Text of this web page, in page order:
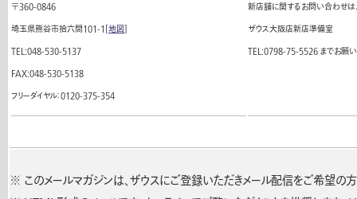
〒360-0846
埼玉県熊谷市拾六間101-1 [地図]
TEL:048-530-5137
FAX:048-530-5138
フリーダイヤル：0120-375-354
新店舗に関するお問い合わせは
ザウス大阪店新店準備室
TEL:0798-75-5526 までお願い
※ このメールマガジンは、ザウスにご登録いただきメール配信をご希望の方